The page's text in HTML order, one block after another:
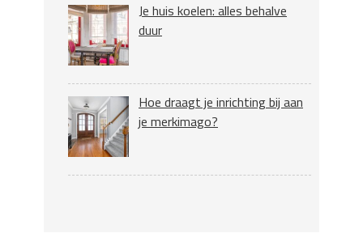
Je huis koelen: alles behalve
duur
Hoe draagt je inrichting bij aan
je merkimago?